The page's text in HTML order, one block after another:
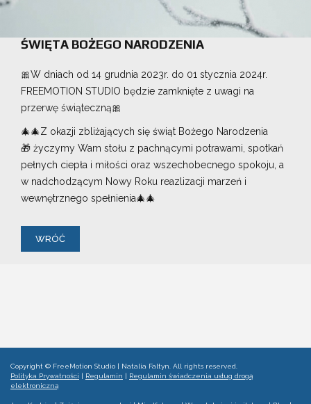
ŚWIĘTA BOŻEGO NARODZENIA
🎀W dniach od 14 grudnia 2023r. do 01 stycznia 2024r.
FREEMOTION STUDIO będzie zamknięte z uwagi na
przerwę świąteczną🎀
🎄🎄Z okazji zbliżających się świąt Bożego Narodzenia
🎁 życzymy Wam stołu z pachnącymi potrawami, spotkań
pełnych ciepła i miłości oraz wszechobecnego spokoju, a
w nadchodzącym Nowy Roku reazlizacji marzeń i
wewnętrznego spełnienia🎄🎄
WRÓĆ
Copyright © FreeMotion Studio | Natalia Faltyn . All rights reserved.
Polityka Prywatności | Regulamin | Regulamin świadczenia usług drogą
elektroniczną